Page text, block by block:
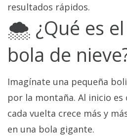
resultados rápidos.
🌨️ ¿Qué es
bola de
Imagínate una pequeña
por la montaña. Al inicio
cada vuelta crece más y
en una bola gigante.